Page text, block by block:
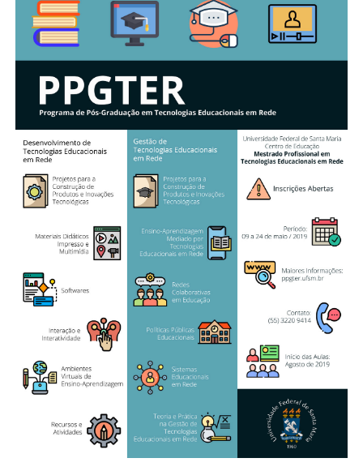
Ministério do Desenvolvimento Regional
Controladoria-Geral da União
Ministério da Mulher, da Família e dos Direitos Humanos
Secretaria-Geral
Secretaria de Governo
Gabinete de Segurança Institucional
Advocacia-Geral da União
Banco Central do Brasil
Planalto